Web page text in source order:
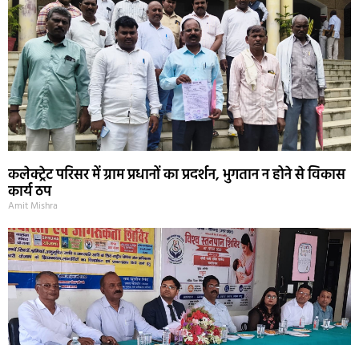
कलेक्ट्रेट परिसर में ग्राम प्रधानों का प्रदर्शन, भुगतान न होने से विकास
कार्य ठप
Amit Mishra